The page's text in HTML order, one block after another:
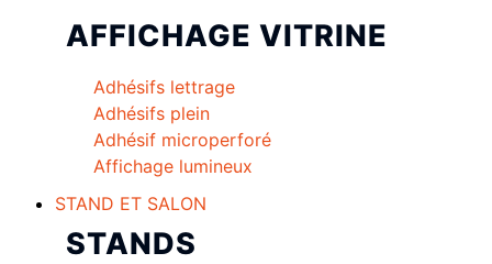
AFFICHAGE VITRINE
Adhésifs lettrage
Adhésifs plein
Adhésif microperforé
Affichage lumineux
STAND ET SALON
STANDS